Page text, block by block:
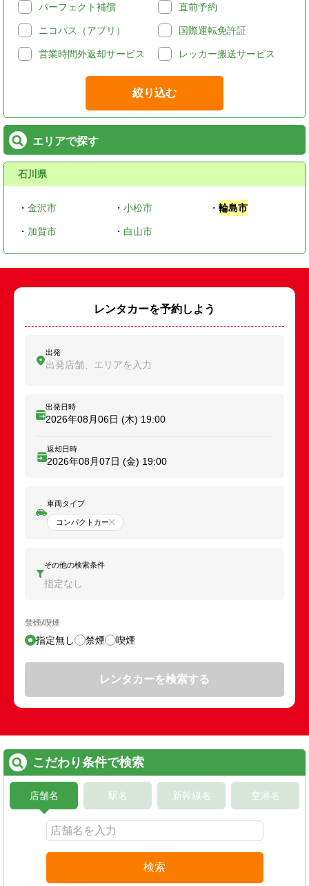
パーフェクト補償 直前予約
ニコパス（アプリ） 国際運転免許証
営業時間外返却サービス レッカー搬送サービス
絞り込む
エリアで探す
石川県
・ 金沢市 ・ 小松市 ・輪島市
・ 加賀市 ・ 白山市
レンタカーを予約しよう
出発
出発店舗、エリアを入力
出発日時
2026年08月06日 (木) 19:00
返却日時
2026年08月07日 (金) 19:00
車両タイプ
コンパクトカー
その他の検索条件
指定なし
禁煙/喫煙
指定無し 禁煙 喫煙
レンタカーを検索する
こだわり条件で検索
店舗名 駅名 新幹線名 空港名
検索